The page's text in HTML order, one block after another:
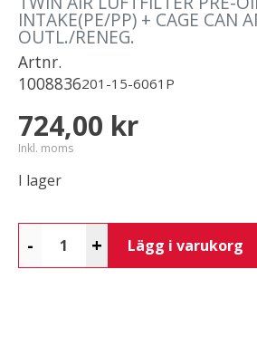
INTAKE(PE/PP) + CAGE CAN
OUTL./RENEG.
Artnr.
1008836201-15-6061P
724,00 kr
Inkl. moms
I lager
- + Lägg i varukorg